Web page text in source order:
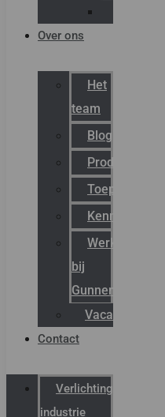
Over ons
Het
team
Blog
Productnieuws
Toepassingen
Kenniscentrum
Werken
bij
Gunneman
Vacatures
Contact
Verlichting
industrie